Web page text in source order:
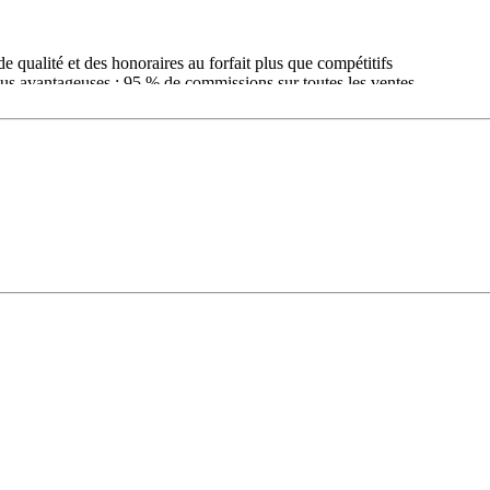
qualité et des honoraires au forfait plus que compétitifs
avantageuses : 95 % de commissions sur toutes les ventes
Un véritable avantage financier pour les clients et un
commerciale, juridique, administrative et technique.